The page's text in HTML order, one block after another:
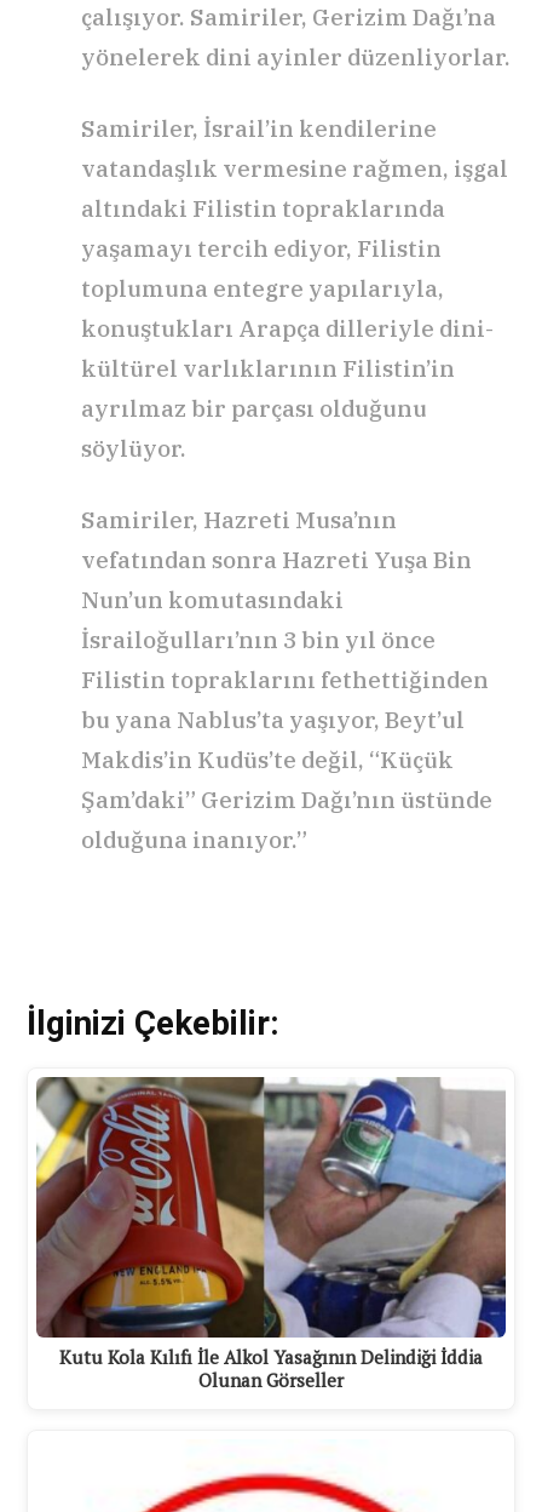
çalışıyor. Samiriler, Gerizim Dağı’na
yönelerek dini ayinler düzenliyorlar.
Samiriler, İsrail’in kendilerine
vatandaşlık vermesine rağmen, işgal
altındaki Filistin topraklarında
yaşamayı tercih ediyor, Filistin
toplumuna entegre yapılarıyla,
konuştukları Arapça dilleriyle dini-
kültürel varlıklarının Filistin’in
ayrılmaz bir parçası olduğunu
söylüyor.
Samiriler, Hazreti Musa’nın
vefatından sonra Hazreti Yuşa Bin
Nun’un komutasındaki
İsrailoğulları’nın 3 bin yıl önce
Filistin topraklarını fethettiğinden
bu yana Nablus’ta yaşıyor, Beyt’ul
Makdis’in Kudüs’te değil, “Küçük
Şam’daki” Gerizim Dağı’nın üstünde
olduğuna inanıyor.”
İlginizi Çekebilir:
Kutu Kola Kılıfı İle Alkol Yasağının Delindiği İddia
Olunan Görseller